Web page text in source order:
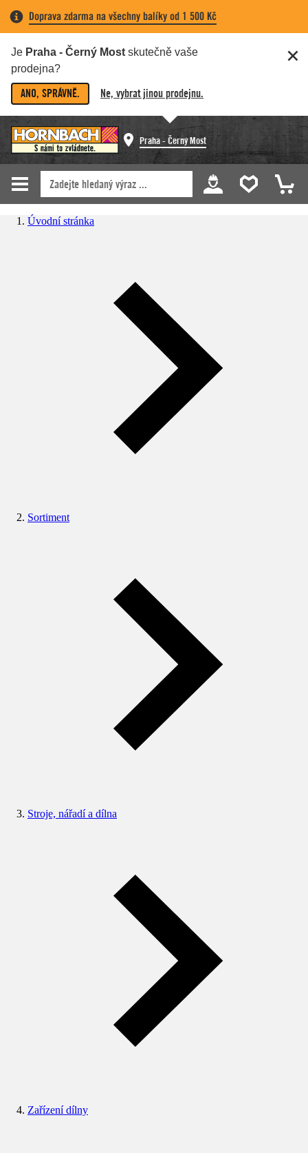
Doprava zdarma na všechny balíky od 1 500 Kč
Je Praha - Černý Most skutečně vaše
prodejna?
ANO, SPRÁVNĚ. Ne, vybrat jinou prodejnu.
Praha - Černý Most
Úvodní stránka
Sortiment
Stroje, nářadí a dílna
Zařízení dílny